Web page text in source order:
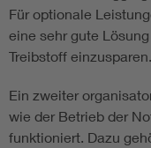
Für optionale
eine sehr gute
Treibstoff einzusparen.
Ein zweiter
wie der Betrieb der
funktioniert. Dazu